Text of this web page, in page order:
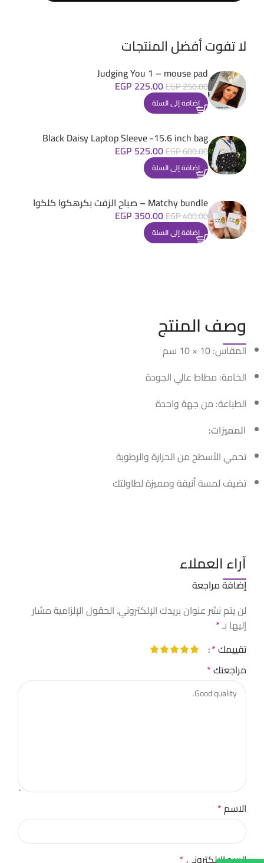
لا تفوت أفضل المنتجات
Judging You 1 – mouse pad
EGP250.00
EGP 225.00
إضافة إلى السلة
Black Daisy Laptop Sleeve -15.6 inch bag
EGP600.00
EGP 525.00
إضافة إلى السلة
Matchy bundle – صباح الزفت بكرهكوا كلكوا
EGP400.00
EGP 350.00
إضافة إلى السلة
وصف المنتج
المقاس: 10 × 10 سم
الخامة: مطاط عالي الجودة
الطباعة: من جهة واحدة
المميزات:
تحمي الأسطح من الحرارة والرطوبة
تضيف لمسة أنيقة ومميزة لطاولتك
آراء العملاء
إضافة مراجعة
لن يتم نشر عنوان بريدك الإلكتروني. الحقول الإلزامية مشار
إليها بـ*
تقييمك*
مراجعتك*
الاسم*